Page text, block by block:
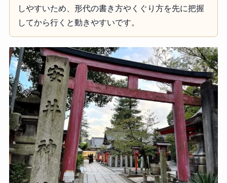
しやすいため、形代の書き方やくぐり方を先に把握
してから行くと動きやすいです。